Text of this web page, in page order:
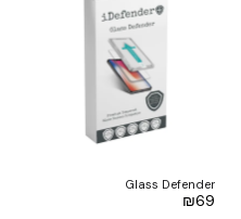
Glass Defender
₪69